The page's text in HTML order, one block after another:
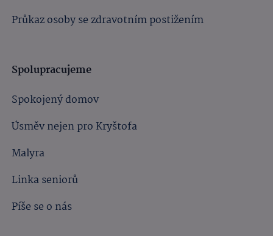
Průkaz osoby se zdravotním postižením
Spolupracujeme
Spokojený domov
Úsměv nejen pro Kryštofa
Malyra
Linka seniorů
Píše se o nás